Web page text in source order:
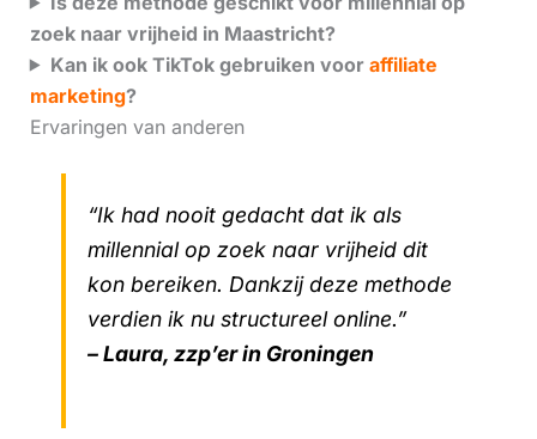
zoek naar vrijheid in Maastricht?
Kan ik ook TikTok gebruiken voor affiliate
marketing?
Ervaringen van anderen
“Ik had nooit gedacht dat ik als
millennial op zoek naar vrijheid dit
kon bereiken. Dankzij deze methode
verdien ik nu structureel online.”
– Laura, zzp’er in Groningen